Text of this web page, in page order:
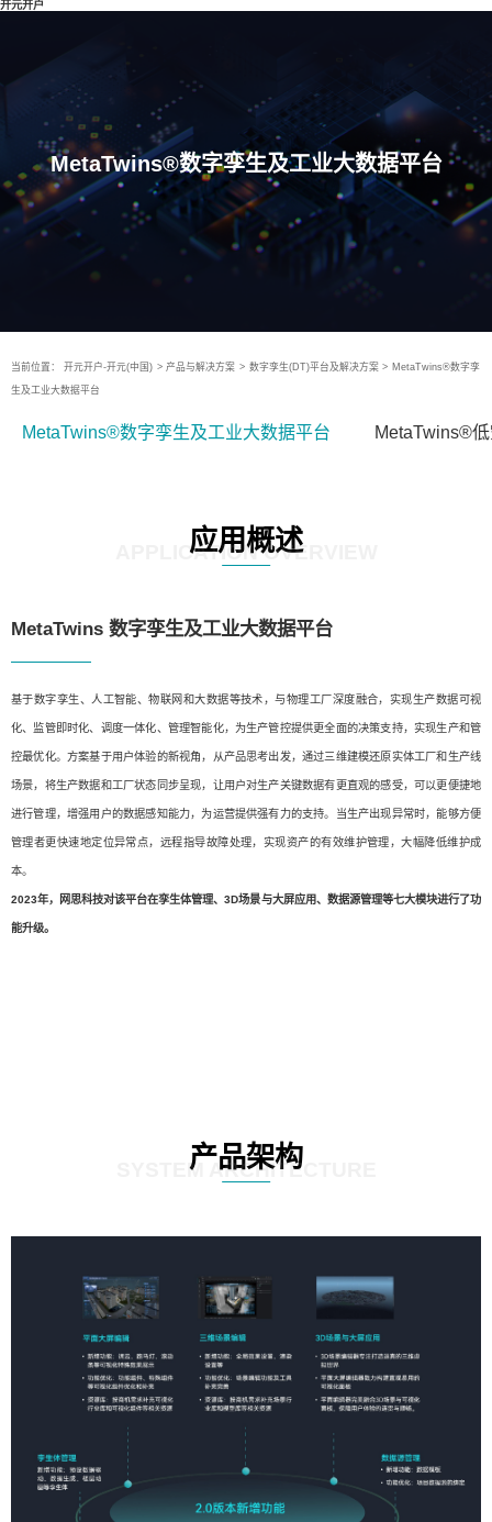
开元开户
MetaTwins®数字孪生及工业大数据平台
当前位置： 开元开户-开元(中国) > 产品与解决方案 > 数字孪生(DT)平台及解决方案 > MetaTwins®数字孪
生及工业大数据平台
MetaTwins®数字孪生及工业大数据平台 MetaTwins®
应用概述
APPLICATION OVERVIEW
MetaTwins 数字孪生及工业大数据平台
基于数字孪生、人工智能、物联网和大数据等技术，与物理工厂深度融合，实现生产数据可视
化、监管即时化、调度一体化、管理智能化，为生产管控提供更全面的决策支持，实现生产和管
控最优化。方案基于用户体验的新视角，从产品思考出发，通过三维建模还原实体工厂和生产线
场景，将生产数据和工厂状态同步呈现，让用户对生产关键数据有更直观的感受，可以更便捷地
进行管理，增强用户的数据感知能力，为运营提供强有力的支持。当生产出现异常时，能够方便
管理者更快速地定位异常点，远程指导故障处理，实现资产的有效维护管理，大幅降低维护成
本。
2023年，网思科技对该平台在孪生体管理、3D场景与大屏应用、数据源管理等七大模块进行了功
能升级。
产品架构
SYSTEM ARCHITECTURE